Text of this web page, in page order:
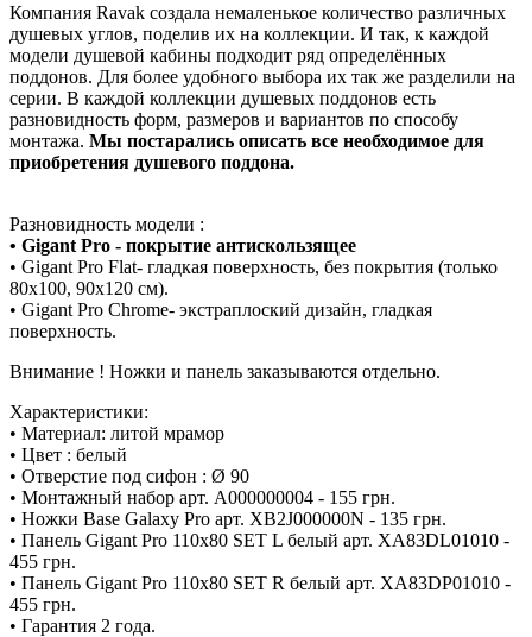
Компания Ravak создала немаленькое количество различных
душевых углов, поделив их на коллекции. И так, к каждой
модели душевой кабины подходит ряд определённых
поддонов. Для более удобного выбора их так же разделили на
серии. В каждой коллекции душевых поддонов есть
разновидность форм, размеров и вариантов по способу
монтажа. Мы постарались описать все необходимое для
приобретения душевого поддона.
Разновидность модели :
• Gigant Pro - покрытие антискользящее
• Gigant Pro Flat- гладкая поверхность, без покрытия (только
80x100, 90x120 см).
• Gigant Pro Chrome- экстраплоский дизайн, гладкая
поверхность.
Внимание ! Ножки и панель заказываются отдельно.
Характеристики:
• Материал: литой мрамор
• Цвет : белый
• Отверстие под сифон : Ø 90
• Монтажный набор арт. A000000004 - 155 грн.
• Ножки Base Galaxy Pro арт. XB2J000000N - 135 грн.
• Панель Gigant Pro 110x80 SET L белый арт. XA83DL01010 -
455 грн.
• Панель Gigant Pro 110x80 SET R белый арт. XA83DP01010 -
455 грн.
• Гарантия 2 года.